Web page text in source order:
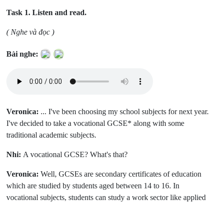
Task 1.Listen and read.
( Nghe và đọc )
Bài nghe:
Veronica: ... I've been choosing my school subjects for next year.
I've decided to take a vocational GCSE* along with some
traditional academic subjects.
Nhi: A vocational GCSE? What's that?
Veronica: Well, GCSEs are secondary certificates of education
which are studied by students aged between 14 to 16. In
vocational subjects, students can study a work sector like applied